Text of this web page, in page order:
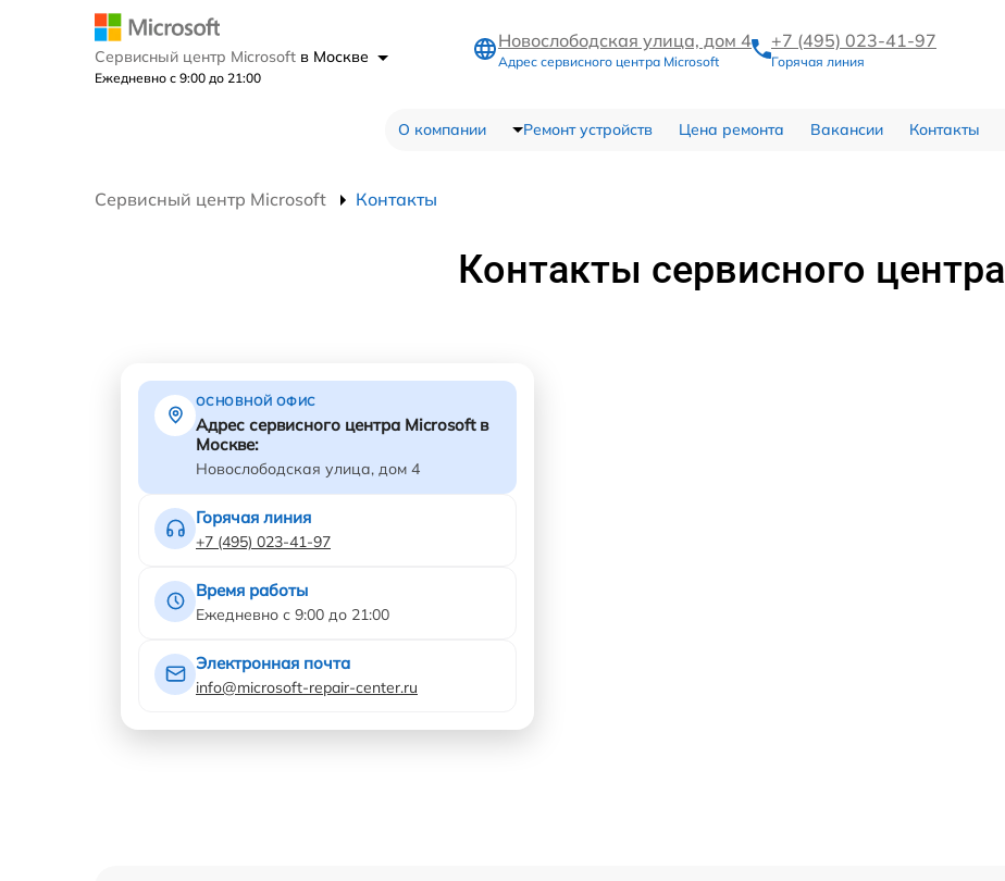
Сервисный центр Microsoft в Москве
Ежедневно с 9:00 до 21:00
Новослободская улица, дом 4
Адрес сервисного центра Microsoft
+7 (495) 023-41-97
Горячая линия
О компании Ремонт устройств Цена ремонта Вакансии Контакты
Сервисный центр Microsoft Контакты
Контакты сервисного центра
ОСНОВНОЙ ОФИС
Адрес сервисного центра Microsoft в
Москве:
Новослободская улица, дом 4
Горячая линия
+7 (495) 023-41-97
Время работы
Ежедневно с 9:00 до 21:00
Электронная почта
info@microsoft-repair-center.ru